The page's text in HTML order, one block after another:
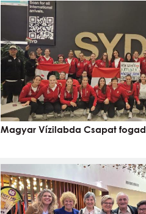
Magyar Vízilabda Csapat